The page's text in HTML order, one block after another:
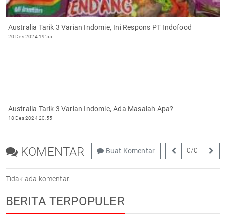
Australia Tarik 3 Varian Indomie, Ini Respons PT Indofood
20 Des 2024 19:55
Australia Tarik 3 Varian Indomie, Ada Masalah Apa?
18 Des 2024 20:55
KOMENTAR Buat Komentar 0/0
Tidak ada komentar.
BERITA TERPOPULER